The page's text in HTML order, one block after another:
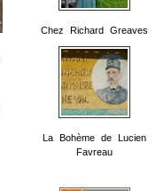
Chez Richard Greaves
La Bohème de Lucien
Favreau